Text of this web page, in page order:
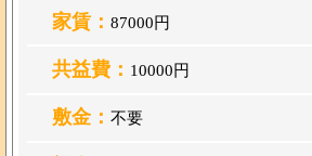
家賃： 87000円
共益費： 10000円
敷金： 不要